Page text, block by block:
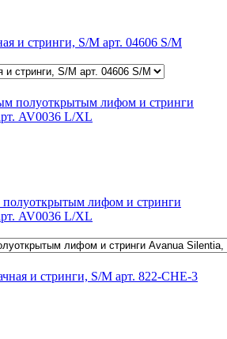
и стринги, S/M арт. 04606 S/M
лифом и стринги
AV0036 L/XL